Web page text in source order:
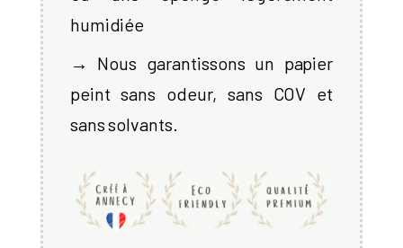
humidiée
→ Nous garantissons un papier
peint sans odeur, sans COV et
sans solvants.